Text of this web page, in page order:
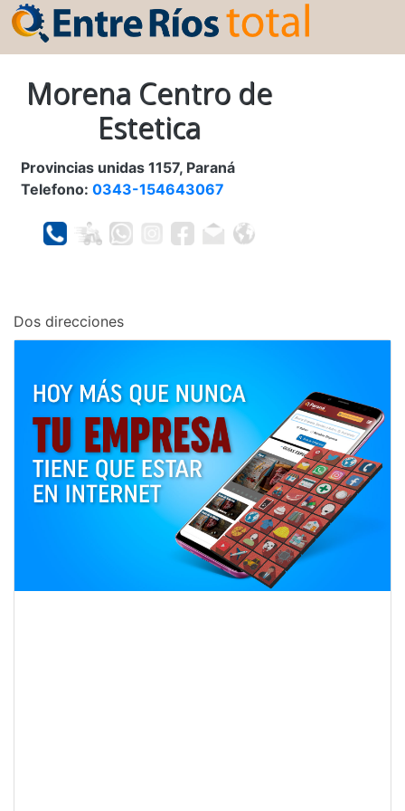
Morena Centro de
Estetica
Provincias unidas 1157, Paraná
Telefono: 0343-154643067
Dos direcciones